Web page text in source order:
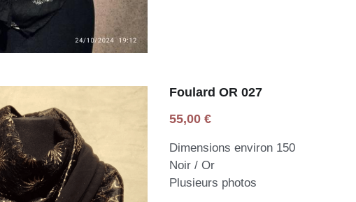
55,00 €
Dimensions environ 150
Plusieurs photos
Quantité